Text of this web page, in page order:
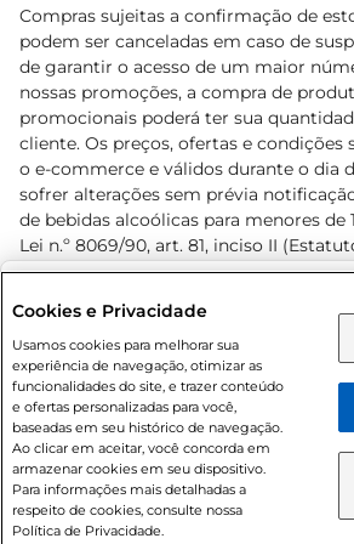
Rio de Janeiro (RJ) Goiás (GO)
Ou
Caso queira comprar online, informe
suas compras:
Entrega em casa
Compras sujeitas a confirmação de
podem ser canceladas em caso de
de garantir o acesso de um maior
nossas promoções, a compra de
promocionais poderá ter sua
cliente. Os preços, ofertas e condições
o e-commerce e válidos durante o dia
sofrer alterações sem prévia
de bebidas alcoólicas para menores de
Lei n.º 8069/90, art. 81, inciso II
Adolescente). Preços e condições
prévio. O valor mínimo para as
80,00.
© 2026 Copyright. Todos
reservados Prezunic.
Cookies e Privacidade
Usamos cookies para melhorar sua
experiência de navegação, otimizar as
funcionalidades do site, e trazer conteúdo
e ofertas personalizadas para você,
baseadas em seu histórico de navegação.
Ao clicar em aceitar, você concorda em
armazenar cookies em seu dispositivo.
Para informações mais detalhadas a
respeito de cookies, consulte nossa
Política de Privacidade.